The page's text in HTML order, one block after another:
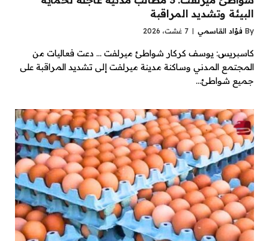
البيئة وتشديد المراقبة
By فؤاد القاسمي 7 غشت، 2026
كاسبريس: يوسف كركار شواطئ ميرلفت … دعت فعاليات من
المجتمع المدني وساكنة مدينة ميرلفت إلى تشديد المراقبة على
جميع شواطئ…